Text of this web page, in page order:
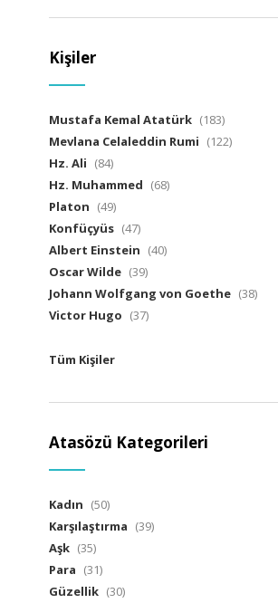
Kişiler
Mustafa Kemal Atatürk (183)
Mevlana Celaleddin Rumi (122)
Hz. Ali (84)
Hz. Muhammed (68)
Platon (49)
Konfüçyüs (47)
Albert Einstein (40)
Oscar Wilde (39)
Johann Wolfgang von Goethe (38)
Victor Hugo (37)
Tüm Kişiler
Atasözü Kategorileri
Kadın (50)
Karşılaştırma (39)
Aşk (35)
Para (31)
Güzellik (30)